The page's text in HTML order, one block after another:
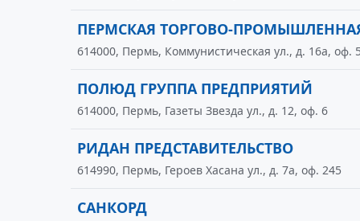
ПЕРМСКАЯ ТОРГОВО-
614000, Пермь, Коммунистическая ул., д. 16а, оф.
ПОЛЮД ГРУППА ПРЕДПРИЯТИЙ
614000, Пермь, Газеты Звезда ул., д. 12, оф. 6
РИДАН ПРЕДСТАВИТЕЛЬСТВО
614990, Пермь, Героев Хасана ул., д. 7а, оф. 245
САНКОРД